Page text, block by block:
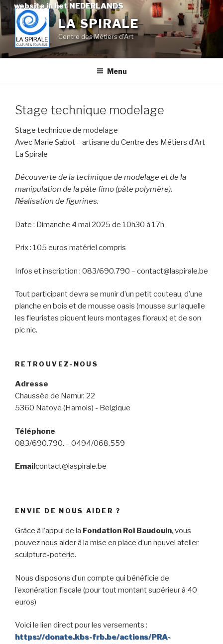
website in het NEDERLANDS
Skip
to
content
LA SPIRALE
Centre des Métiers d'Art
Menu
Stage technique modelage
Stage technique de modelage
Avec Marie Sabot – artisane du Centre des Métiers d’Art
La Spirale
Découverte de la technique de modelage et de la
manipulation de la pâte fimo (pâte polymère).
Réalisation de figurines.
Date : Dimanche 4 mai 2025 de 10h30 à 17h
Prix : 105 euros matériel compris
Infos et inscription : 083/690.790 – contact@laspirale.be
Tout participant devra se munir d’un petit couteau, d’une
planche en bois et de mousse oasis (mousse sur laquelle
les fleuristes piquent leurs montages floraux) et de son
pic nic.
RETROUVEZ-NOUS
Adresse
Chaussée de Namur, 22
5360 Natoye (Hamois) - Belgique
Téléphone
083/690.790. – 0494/068.559
Email contact@laspirale.be
ENVIE DE NOUS AIDER ?
Grâce à l’appui de la Fondation Roi Baudouin, vous
pouvez nous aider à la mise en place d’un nouvel atelier
sculpture-poterie.
Nous disposons d’un compte qui bénéficie de
l’exonération fiscale (pour tout montant supérieur à 40
euros)
Voici le lien direct pour les versements :
https://donate.kbs-frb.be/actions/PRA-